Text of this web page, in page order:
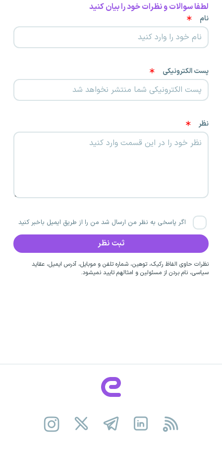
لطفا سوالات و نظرات خود را بیان کنید
نام
پست الکترونیکی
نظر
اگر پاسخی به نظر من ارسال شد من را از طریق ایمیل باخبر کنید
نظرات حاوی الفاظ رکیک، توهین، شماره تلفن و موبایل، آدرس ایمیل، عقاید
سیاسی، نام بردن از مسئولین و امثالهم تایید نمیشود.